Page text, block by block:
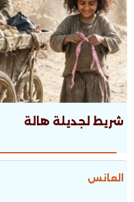
شريط لجديلة هالة
العانس